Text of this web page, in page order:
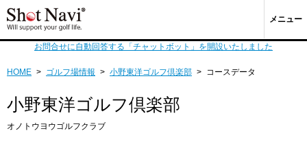
メニュー
お問合せに自動回答する「チャットボット」を開設いたしました
HOME > ゴルフ場情報 > 小野東洋ゴルフ倶楽部 > コースデータ
小野東洋ゴルフ倶楽部
オノトウヨウゴルフクラブ